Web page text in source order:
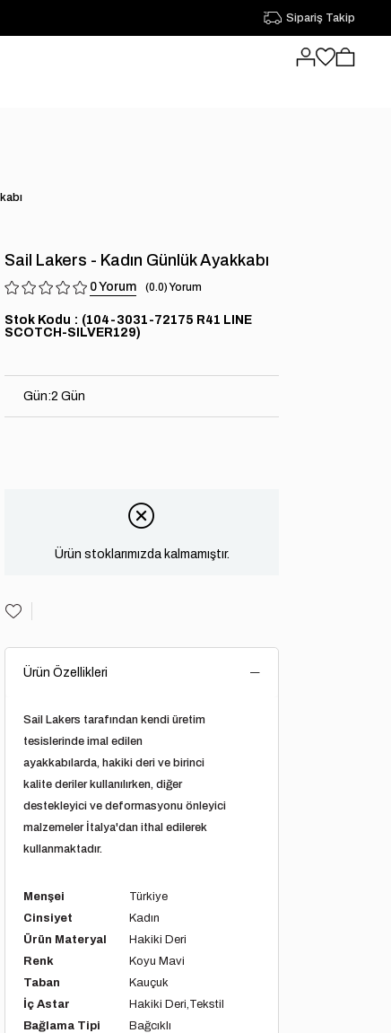
Sipariş Takip
Sail Lakers - Kadın Günlük Ayakkabı
0 0.0
Stok Kodu
(104-3031-72175 R41 LINE
SCOTCH-SILVER129)
Gün:2 Gün
Ürün stoklarımızda kalmamıştır.
Ürün Özellikleri
Sail Lakers tarafından kendi üretim
tesislerinde imal edilen
ayakkabılarda, hakiki deri ve birinci
kalite deriler kullanılırken, diğer
destekleyici ve deformasyonu önleyici
malzemeler İtalya'dan ithal edilerek
kullanmaktadır.
Menşei
Türkiye
Cinsiyet
Kadın
Ürün Materyal
Hakiki Deri
Renk
Koyu Mavi
Taban
Kauçuk
İç Astar
Hakiki Deri Tekstil
Bağlama Tipi
Bağcıklı